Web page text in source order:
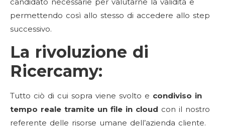
permettendo così allo stesso di accedere allo step
successivo.
La rivoluzione di
Ricercamy:
Tutto ciò di cui sopra viene svolto e condiviso in
tempo reale tramite un file in cloud con il nostro
referente delle risorse umane dell’azienda cliente.